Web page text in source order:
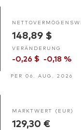
148,89 $
VERÄNDERUNG
-0,26 $ -0,18 %
PER 06. AUG. 2026
MARKTWERT (EUR)
129,30 €